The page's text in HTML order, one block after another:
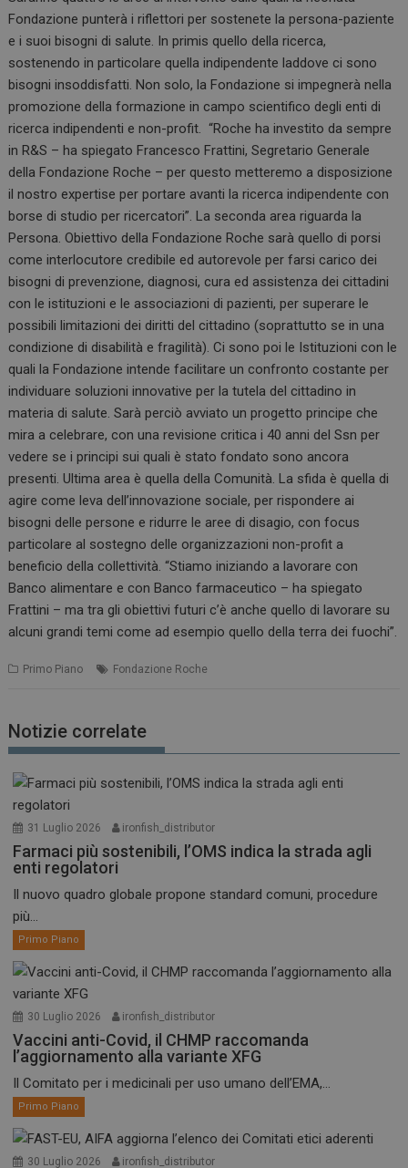
Fondazione punterà i riflettori per sostenete la persona-paziente
e i suoi bisogni di salute. In primis quello della ricerca,
sostenendo in particolare quella indipendente laddove ci sono
bisogni insoddisfatti. Non solo, la Fondazione si impegnerà nella
promozione della formazione in campo scientifico degli enti di
ricerca indipendenti e non-profit. “Roche ha investito da sempre
in R&S – ha spiegato Francesco Frattini, Segretario Generale
della Fondazione Roche – per questo metteremo a disposizione
il nostro expertise per portare avanti la ricerca indipendente con
borse di studio per ricercatori”. La seconda area riguarda la
Persona. Obiettivo della Fondazione Roche sarà quello di porsi
come interlocutore credibile ed autorevole per farsi carico dei
bisogni di prevenzione, diagnosi, cura ed assistenza dei cittadini
con le istituzioni e le associazioni di pazienti, per superare le
possibili limitazioni dei diritti del cittadino (soprattutto se in una
condizione di disabilità e fragilità). Ci sono poi le Istituzioni con le
quali la Fondazione intende facilitare un confronto costante per
individuare soluzioni innovative per la tutela del cittadino in
materia di salute. Sarà perciò avviato un progetto principe che
mira a celebrare, con una revisione critica i 40 anni del Ssn per
vedere se i principi sui quali è stato fondato sono ancora
presenti. Ultima area è quella della Comunità. La sfida è quella di
agire come leva dell’innovazione sociale, per rispondere ai
bisogni delle persone e ridurre le aree di disagio, con focus
particolare al sostegno delle organizzazioni non-profit a
beneficio della collettività. “Stiamo iniziando a lavorare con
Banco alimentare e con Banco farmaceutico – ha spiegato
Frattini – ma tra gli obiettivi futuri c’è anche quello di lavorare su
alcuni grandi temi come ad esempio quello della terra dei fuochi”.
Primo Piano Fondazione Roche
Notizie correlate
31 Luglio 2026 ironfish_distributor
Farmaci più sostenibili, l’OMS indica la strada agli
enti regolatori
Il nuovo quadro globale propone standard comuni, procedure
più...
Primo Piano
30 Luglio 2026 ironfish_distributor
Vaccini anti-Covid, il CHMP raccomanda
l’aggiornamento alla variante XFG
Il Comitato per i medicinali per uso umano dell’EMA,...
Primo Piano
30 Luglio 2026 ironfish_distributor